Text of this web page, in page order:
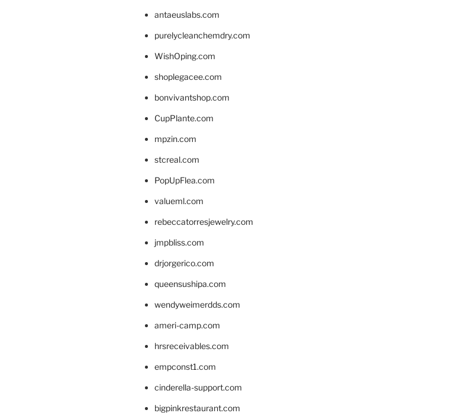
antaeuslabs.com
purelycleanchemdry.com
WishOping.com
shoplegacee.com
bonvivantshop.com
CupPlante.com
mpzin.com
stcreal.com
PopUpFlea.com
valueml.com
rebeccatorresjewelry.com
jmpbliss.com
drjorgerico.com
queensushipa.com
wendyweimerdds.com
ameri-camp.com
hrsreceivables.com
empconst1.com
cinderella-support.com
bigpinkrestaurant.com